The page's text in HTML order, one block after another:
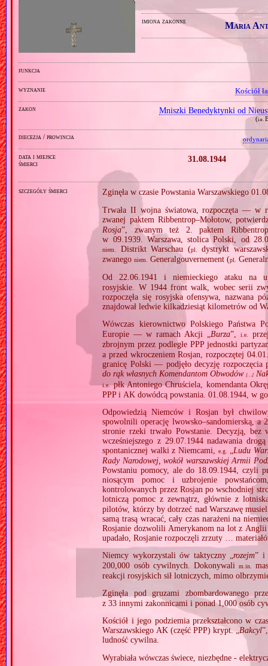
imiona zakonne Maria
funkcja
wyznanie Kościół
zakon Mniszki Benedyktynki od
(i.e.
diecezja / prowincja
data i miejsce
śmierci
31.08.1944
szczegóły śmierci
Zginęła w czasie Powstania Warszawskiego
Trwała II wojna światowa, rozpoczęta — w
zwanej paktem Ribbentrop–Mołotow,
Rosja”, zwanym też 2. paktem
w 09.1939. Warszawa, stolica Polski, od
niem. Distrikt Warschau (pl.
dystrykt
zwanegoniem. Generalgouvernement (pl.
Od 22.06.1941 i niemieckiego ataku na
rosyjskie. W 1944 front walk, wobec serii
rozpoczęła się rosyjska ofensywa, nazwana
znajdował ledwie kilkadziesiąt kilometrów od
Wówczas kierownictwo Polskiego Państwa
Europie — w ramach Akcji „ Burza”,i.e.
zbrojnym przez podległe PPP jednostki
a przed wkroczeniem Rosjan, rozpoczętej
granicę Polski — podjęło decyzję rozpoczęcia
do rąk własnych Komendantom Obwodów […]
i.e.płk Antoniego Chruściela, komendanta
PPP i AK dowódcą powstania. 01.08.1944, w
Odpowiedzią Niemców i Rosjan był
spowolnili operację lwowsko–sandomierską,
stronie rzeki trwało Powstanie. Decyzją,
wcześniejszego z 29.07.1944 nadawania
spontanicznej walki z Niemcami, e.g. „Ludu
Rady Narodowej, wokół warszawskiej Armii
Powstaniu pomocy, ale do 18.09.1944, czyli
niosącym pomoc i uzbrojenie
kontrolowanych przez Rosjan po wschodniej
lotniczą pomoc z zewnątrz, głównie z
pilotów, którzy by dotrzeć nad Warszawę
samą trasą wracać, cały czas narażeni na
Rosjanie dozwolili Amerykanom na lot z
upadało, Rosjanie rozpoczęli zrzuty …
Niemcy wykorzystali ów taktyczny „rozejm” i
200,000 osób cywilnych. Dokonywalim.in.
reakcji rosyjskich sił lotniczych, mimo
Zginęła pod gruzami zbombardowanego
z 33 innymi zakonnicami i ponad 1,000 osób
Kościół i jego podziemia przekształcono w
Warszawskiego AK (część PPP) krypt. „Bakcyl
ludność cywilna.
Wyrabiała wówczas świece, niezbędne ‐